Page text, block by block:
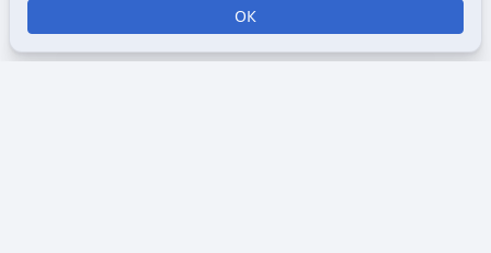
Открыть поиск
Открыть меню
ОК